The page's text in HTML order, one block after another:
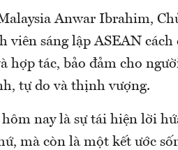
Anwar Ibrahim,
viên sáng lập ASEAN cách
hợp tác, bảo đảm cho
tự do và thịnh vượng.
nay là sự tái hiện lời
mà còn là một kết ước